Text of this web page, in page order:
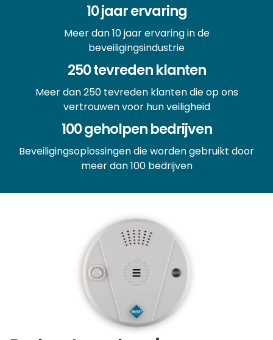
10 jaar ervaring
Meer dan 10 jaar ervaring in de
beveiligingsindustrie
250 tevreden klanten
Meer dan 250 tevreden klanten die op ons
vertrouwen voor hun veiligheid
100 geholpen bedrijven
Beveiligingsoplossingen die worden gebruikt door
meer dan 100 bedrijven